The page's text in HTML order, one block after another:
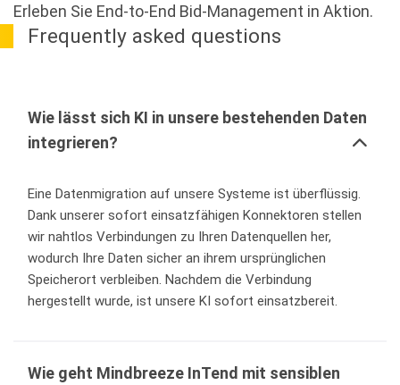
Erleben Sie End-to-End Bid-Management in Aktion.
Frequently asked questions
Wie lässt sich KI in unsere bestehenden Daten
integrieren?
Eine Datenmigration auf unsere Systeme ist überflüssig.
Dank unserer sofort einsatzfähigen Konnektoren stellen
wir nahtlos Verbindungen zu Ihren Datenquellen her,
wodurch Ihre Daten sicher an ihrem ursprünglichen
Speicherort verbleiben. Nachdem die Verbindung
hergestellt wurde, ist unsere KI sofort einsatzbereit.
Wie geht Mindbreeze InTend mit sensiblen